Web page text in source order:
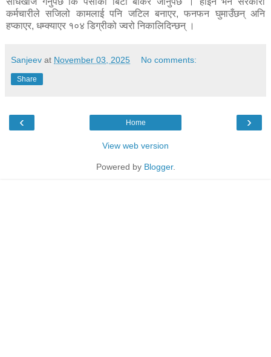
कर्मचारीले सजिलो कामलाई पनि जटिल बनाएर, फनफन घुमाउँछन् अनि
हप्काएर, धम्क्याएर १०४ डिग्रीको ज्वरो निकालिदिन्छन् ।
Sanjeev at November 03, 2025 No comments:
Share
‹ ›
Home
View web version
Powered by Blogger.